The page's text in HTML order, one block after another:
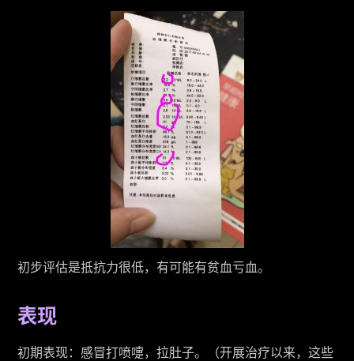
初步评估是抵抗力很低，有可能有贫血亏血。
表现
初期表现：感冒打喷嚏，拉肚子。（开展治疗以来，这些